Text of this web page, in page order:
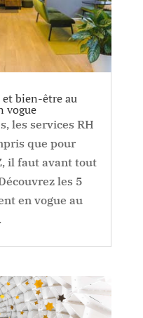
et bien-être au
vogue
les services RH
que pour
il faut avant tout
les 5
en vogue au